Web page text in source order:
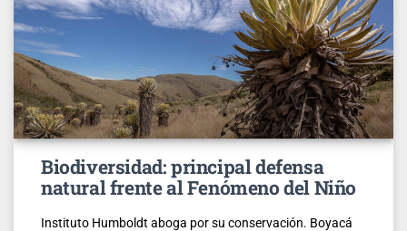
Biodiversidad: principal defensa
natural frente al Fenómeno del Niño
Instituto Humboldt aboga por su conservación. Boyacá